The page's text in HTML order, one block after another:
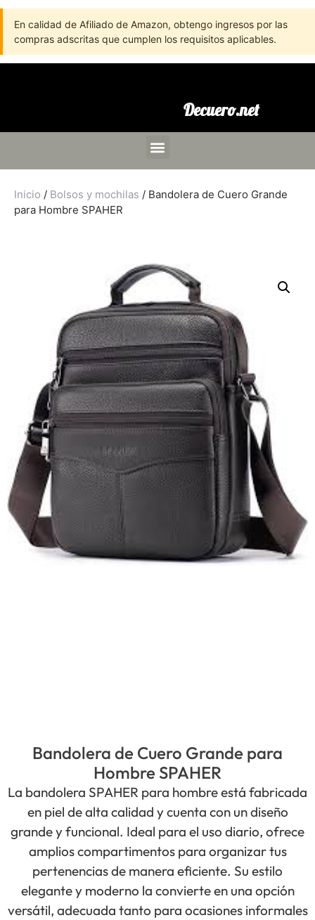
En calidad de Afiliado de Amazon, obtengo ingresos por las
compras adscritas que cumplen los requisitos aplicables.
Decuero.net
Inicio / Bolsos y mochilas / Bandolera de Cuero Grande
para Hombre SPAHER
Bandolera de Cuero Grande para
Hombre SPAHER
La bandolera SPAHER para hombre está fabricada
en piel de alta calidad y cuenta con un diseño
grande y funcional. Ideal para el uso diario, ofrece
amplios compartimentos para organizar tus
pertenencias de manera eficiente. Su estilo
elegante y moderno la convierte en una opción
versátil, adecuada tanto para ocasiones informales